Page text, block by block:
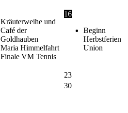
Kräuterweihe und
Café der
Goldhauben
Maria Himmelfahrt
Finale VM Tennis
16
Beginn
Herbstferien
Union
23
30